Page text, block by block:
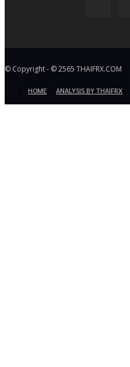
© Copyright - © 2565 THAIFRX.COM
HOME ANALYSIS BY THAIFRX